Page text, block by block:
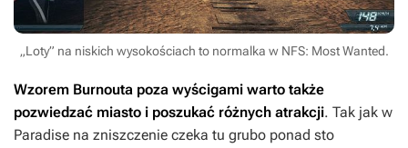
„Loty” na niskich wysokościach to normalka w NFS: Most Wanted.
Wzorem Burnouta poza wyścigami warto także
pozwiedzać miasto i poszukać różnych atrakcji. Tak jak w
Paradise na zniszczenie czeka tu grubo ponad sto